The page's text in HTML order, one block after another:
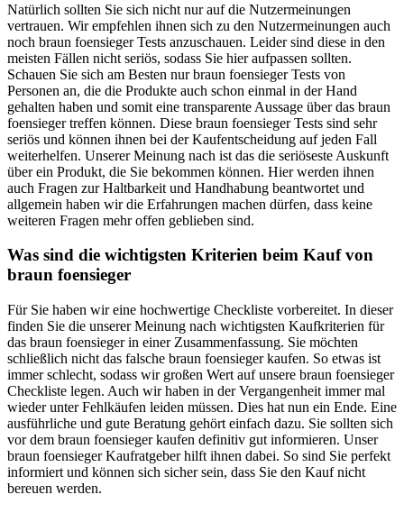
Natürlich sollten Sie sich nicht nur auf die Nutzermeinungen
vertrauen. Wir empfehlen ihnen sich zu den Nutzermeinungen auch
noch braun foensieger Tests anzuschauen. Leider sind diese in den
meisten Fällen nicht seriös, sodass Sie hier aufpassen sollten.
Schauen Sie sich am Besten nur braun foensieger Tests von
Personen an, die die Produkte auch schon einmal in der Hand
gehalten haben und somit eine transparente Aussage über das braun
foensieger treffen können. Diese braun foensieger Tests sind sehr
seriös und können ihnen bei der Kaufentscheidung auf jeden Fall
weiterhelfen. Unserer Meinung nach ist das die seriöseste Auskunft
über ein Produkt, die Sie bekommen können. Hier werden ihnen
auch Fragen zur Haltbarkeit und Handhabung beantwortet und
allgemein haben wir die Erfahrungen machen dürfen, dass keine
weiteren Fragen mehr offen geblieben sind.
Was sind die wichtigsten Kriterien beim Kauf von
braun foensieger
Für Sie haben wir eine hochwertige Checkliste vorbereitet. In dieser
finden Sie die unserer Meinung nach wichtigsten Kaufkriterien für
das braun foensieger in einer Zusammenfassung. Sie möchten
schließlich nicht das falsche braun foensieger kaufen. So etwas ist
immer schlecht, sodass wir großen Wert auf unsere braun foensieger
Checkliste legen. Auch wir haben in der Vergangenheit immer mal
wieder unter Fehlkäufen leiden müssen. Dies hat nun ein Ende. Eine
ausführliche und gute Beratung gehört einfach dazu. Sie sollten sich
vor dem braun foensieger kaufen definitiv gut informieren. Unser
braun foensieger Kaufratgeber hilft ihnen dabei. So sind Sie perfekt
informiert und können sich sicher sein, dass Sie den Kauf nicht
bereuen werden.